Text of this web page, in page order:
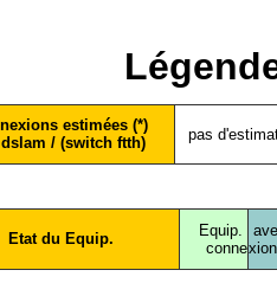
estimées (*)
/ (switch ftth)
pas
Etat du Equip.
Equip.
conne